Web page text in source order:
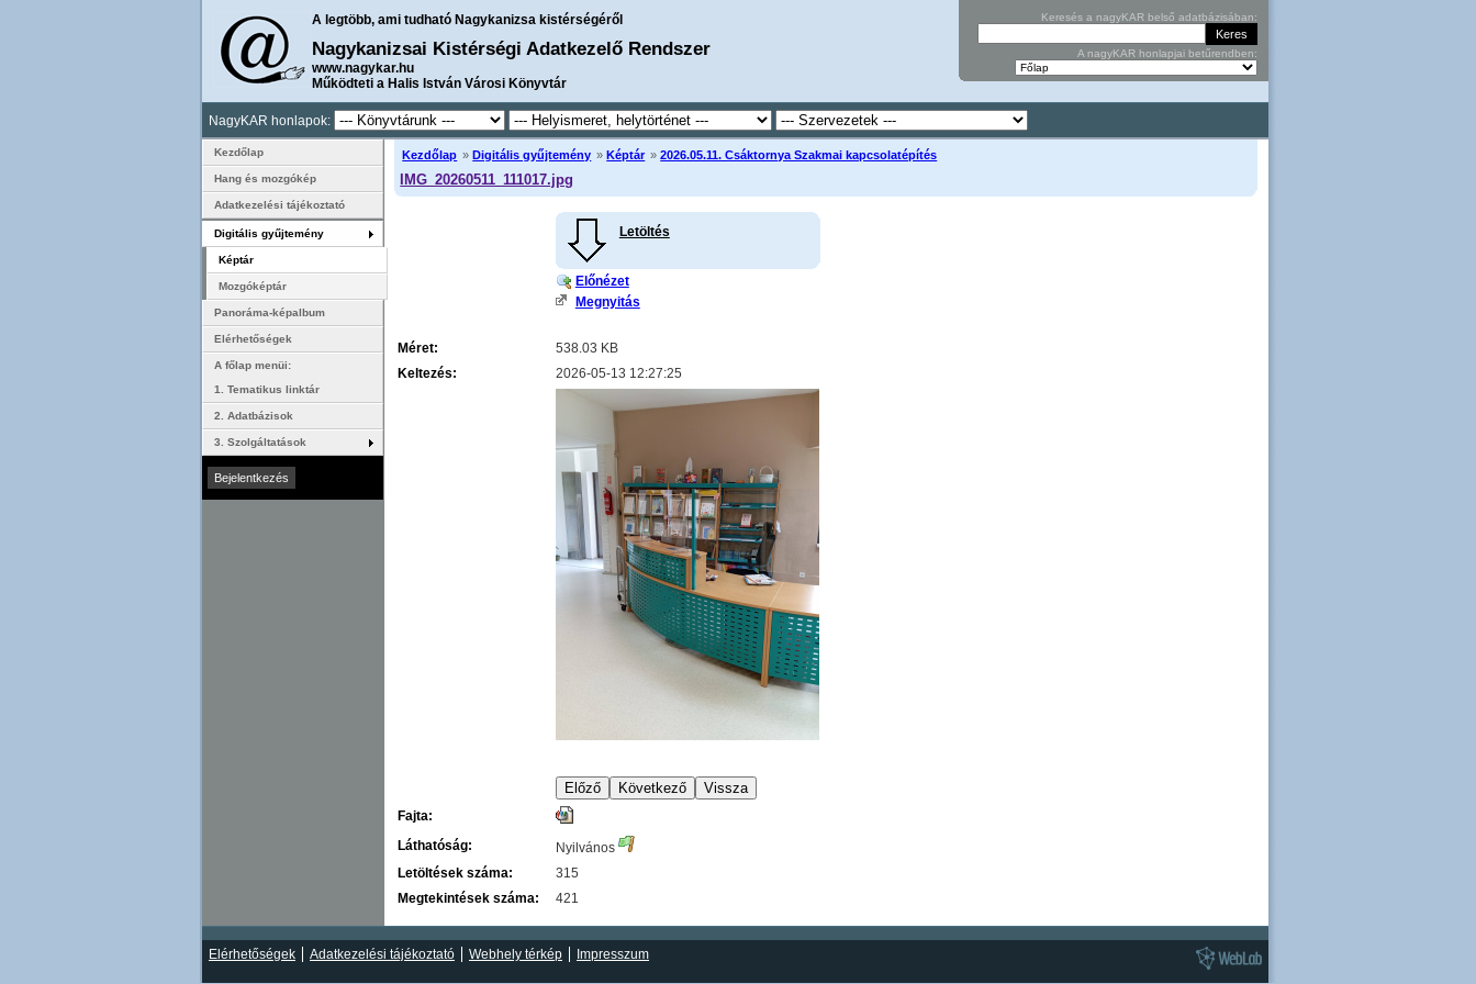
A legtöbb, ami tudható Nagykanizsa kistérségéről
Nagykanizsai Kistérségi Adatkezelő Rendszer
www.nagykar.hu
Működteti a Halis István Városi Könyvtár
Keresés a nagyKAR belső adatbázisában:
A nagyKAR honlapjai betűrendben:
NagyKAR honlapok:
Kezdőlap » Digitális gyűjtemény » Képtár »2026.05.11. Csáktornya Szakmai kapcsolatépítés
IMG_20260511_111017.jpg
Letöltés
Előnézet
Megnyitás
Méret:
538.03 KB
Keltezés:
2026-05-13 12:27:25
Fajta:
Láthatóság:
Nyilvános
Letöltések száma:
315
Megtekintések száma:
421
Kezdőlap
Hang és mozgókép
Adatkezelési tájékoztató
Digitális gyűjtemény
Képtár
Mozgóképtár
Panoráma-képalbum
Elérhetőségek
A főlap menüi:
1. Tematikus linktár
2. Adatbázisok
3. Szolgáltatások
Elérhetőségek Adatkezelési tájékoztató Webhely térkép Impresszum